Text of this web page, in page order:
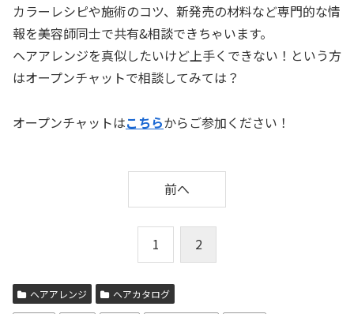
カラーレシピや施術のコツ、新発売の材料など専門的な情
報を美容師同士で共有&相談できちゃいます。
ヘアアレンジを真似したいけど上手くできない！という方
はオープンチャットで相談してみては？
オープンチャットはこちらからご参加ください！
前へ
1 2
ヘアアレンジ ヘアカタログ